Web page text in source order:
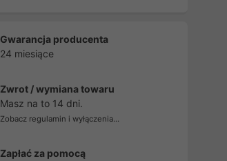
Gwarancja producenta
24 miesiące
Zwrot / wymiana towaru
Masz na to 14 dni.
Zobacz regulamin i wyłączenia...
Zapłać za pomocą